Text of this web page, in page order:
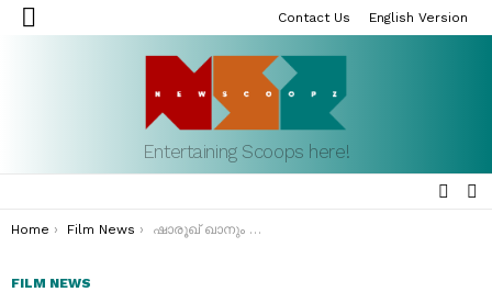
Menu
Contact Us English Version
Entertaining Scoops here!
You are here:
Home Film News ഷാരൂഖ് ഖാനും രാജ്കുമാർ ഹിരാനിയും ഒന്നിക്കുന്നു; ‘ഡൻകി’ പ്രഖ്യാപിച്ചു…
FILM NEWS